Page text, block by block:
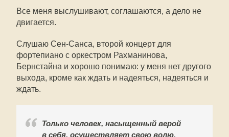
Все меня выслушивают, соглашаются, а дело не
двигается.
Слушаю Сен-Санса, второй концерт для
фортепиано с оркестром Рахманинова,
Бернстайна и хорошо понимаю: у меня нет другого
выхода, кроме как ждать и надеяться, надеяться и
ждать.
Только человек, насыщенный верой
в себя, осуществляет свою волю,